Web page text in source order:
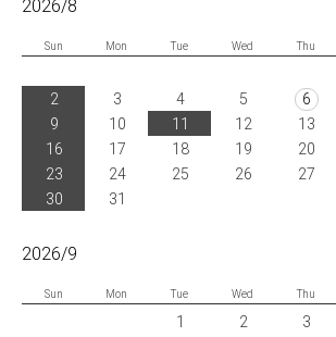
2026/8
Sun Mon Tue Wed Thu
2
3 4 5 6
9
10 11 12 13
16
17 18 19 20
23
24 25 26 27
30
31
2026/9
Sun Mon Tue Wed Thu
1 2 3